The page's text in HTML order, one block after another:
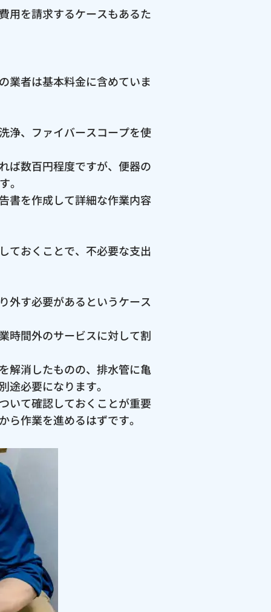
用を請求するケースもあるた
業者は基本料金に含めていま
浄、ファイバースコープを使
ば数百円程度ですが、便器の
。
書を作成して詳細な作業内容
ておくことで、不必要な支出
外す必要があるというケース
時間外のサービスに対して割
解消したものの、排水管に亀
必要になります。
いて確認しておくことが重要
作業を進めるはずです。